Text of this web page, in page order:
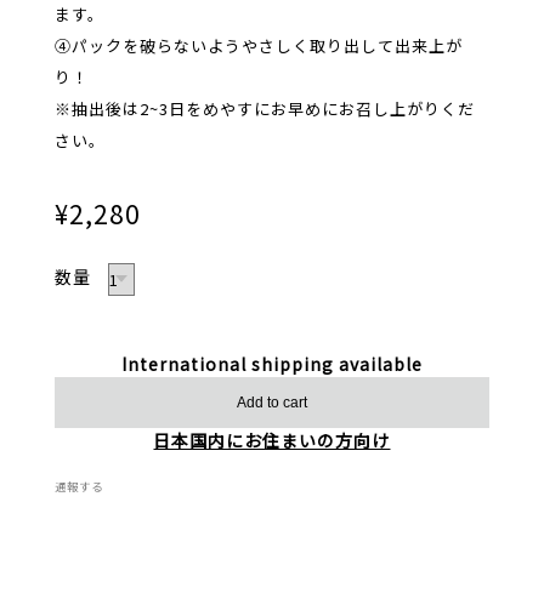
ます。
④パックを破らないようやさしく取り出して出来上が
り！
※抽出後は2~3日をめやすにお早めにお召し上がりくだ
さい。
¥2,280
数量
International shipping available
Add to cart
日本国内にお住まいの方向け
通報する